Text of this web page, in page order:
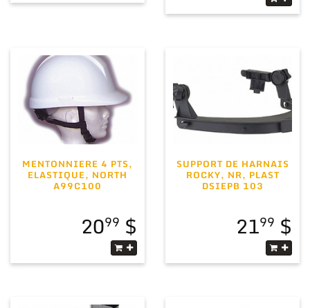
MENTONNIERE 4 PTS,
ELASTIQUE, NORTH
A99C100
2099
SUPPORT DE HARNAIS
ROCKY, NR, PLAST
DSIEPB 103
2199